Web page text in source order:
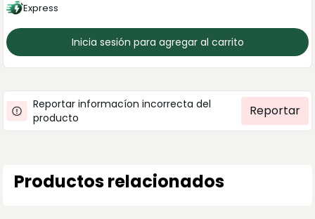
Express
Inicia sesión para agregar al carrito
Reportar informacíon incorrecta del
producto
Reportar
Productos relacionados